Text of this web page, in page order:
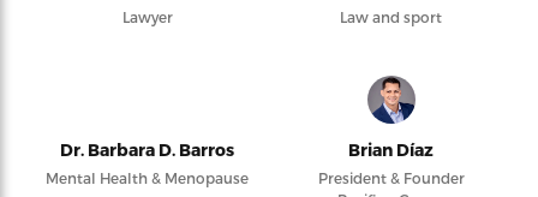
Lawyer Law and sport
Dr. Barbara D. Barros
Mental Health & Menopause
Brian Díaz
President & Founder